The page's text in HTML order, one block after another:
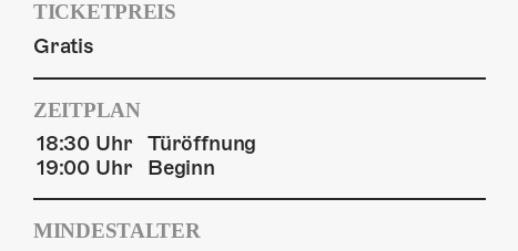
TICKETPREIS
Gratis
ZEITPLAN
18:30 Uhr
Türöffnung
19:00 Uhr
Beginn
MINDESTALTER